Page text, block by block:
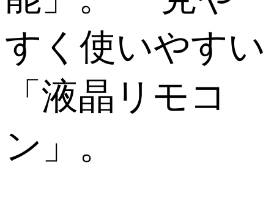
すく使いやすい
「液晶リモコ
ン」。